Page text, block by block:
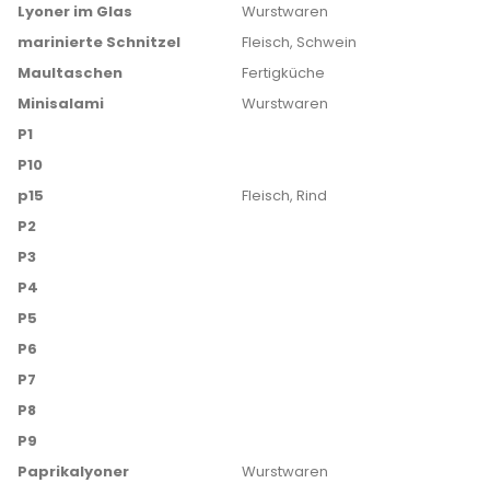
Lyoner im Glas
Wurstwaren
marinierte Schnitzel
Fleisch, Schwein
Maultaschen
Fertigküche
Minisalami
Wurstwaren
P1
P10
p15
Fleisch, Rind
P2
P3
P4
P5
P6
P7
P8
P9
Paprikalyoner
Wurstwaren